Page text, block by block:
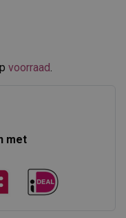
voorraad
met